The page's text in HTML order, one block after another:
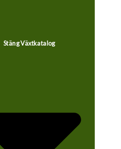
Stäng Växtkatalog